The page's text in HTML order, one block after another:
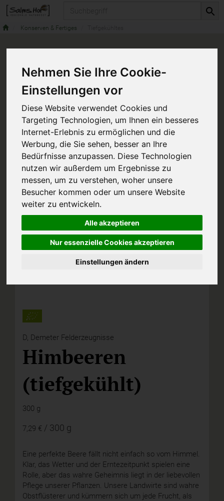
Nehmen Sie Ihre Cookie-
Einstellungen vor
Diese Website verwendet Cookies und
Targeting Technologien, um Ihnen ein besseres
Internet-Erlebnis zu ermöglichen und die
Werbung, die Sie sehen, besser an Ihre
Bedürfnisse anzupassen. Diese Technologien
nutzen wir außerdem um Ergebnisse zu
messen, um zu verstehen, woher unsere
Besucher kommen oder um unsere Website
weiter zu entwickeln.
Alle akzeptieren
Nur essenzielle Cookies akzeptieren
Einstellungen ändern
Konserven & Fertiges
D, Demeter Felderzeugnisse
Himbeeren
(tiefgekühlt)
300 g
7,29 € / 300 g
Eine perfekte Beere fällt nicht einfach so vom Himmel.
Klar, das Wetter und der Erntezeitpunkt spielen eine
Rolle, aber das wahre Geheimnis liegt in der liebevollen
Pflege unserer Pflanzen. Unsere Landwirte sind wahre
Obstflüsterer und kümmern sich um jede Frucht, als